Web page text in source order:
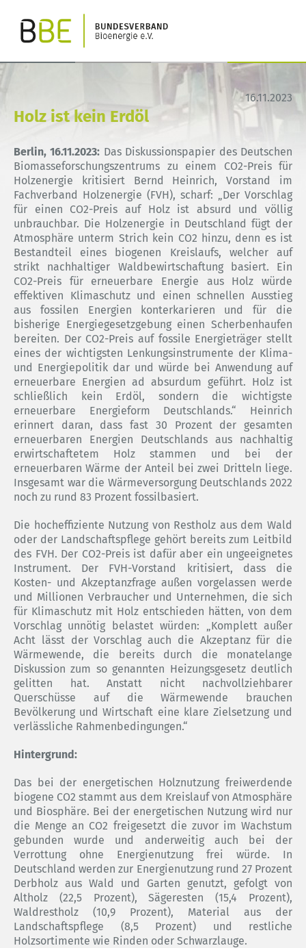
16.11.2023
Holz ist kein Erdöl
Berlin, 16.11.2023: Das Diskussionspapier des Deutschen
Biomasseforschungszentrums zu einem CO2-Preis für
Holzenergie kritisiert Bernd Heinrich, Vorstand im
Fachverband Holzenergie (FVH), scharf: „Der Vorschlag
für einen CO2-Preis auf Holz ist absurd und völlig
unbrauchbar. Die Holzenergie in Deutschland fügt der
Atmosphäre unterm Strich kein CO2 hinzu, denn es ist
Bestandteil eines biogenen Kreislaufs, welcher auf
strikt nachhaltiger Waldbewirtschaftung basiert. Ein
CO2-Preis für erneuerbare Energie aus Holz würde
effektiven Klimaschutz und einen schnellen Ausstieg
aus fossilen Energien konterkarieren und für die
bisherige Energiegesetzgebung einen Scherbenhaufen
bereiten. Der CO2-Preis auf fossile Energieträger stellt
eines der wichtigsten Lenkungsinstrumente der Klima-
und Energiepolitik dar und würde bei Anwendung auf
erneuerbare Energien ad absurdum geführt. Holz ist
schließlich kein Erdöl, sondern die wichtigste
erneuerbare Energieform Deutschlands.“ Heinrich
erinnert daran, dass fast 30 Prozent der gesamten
erneuerbaren Energien Deutschlands aus nachhaltig
erwirtschaftetem Holz stammen und bei der
erneuerbaren Wärme der Anteil bei zwei Dritteln liege.
Insgesamt war die Wärmeversorgung Deutschlands 2022
noch zu rund 83 Prozent fossilbasiert.
Die hocheffiziente Nutzung von Restholz aus dem Wald
oder der Landschaftspflege gehört bereits zum Leitbild
des FVH. Der CO2-Preis ist dafür aber ein ungeeignetes
Instrument. Der FVH-Vorstand kritisiert, dass die
Kosten- und Akzeptanzfrage außen vorgelassen werde
und Millionen Verbraucher und Unternehmen, die sich
für Klimaschutz mit Holz entschieden hätten, von dem
Vorschlag unnötig belastet würden: „Komplett außer
Acht lässt der Vorschlag auch die Akzeptanz für die
Wärmewende, die bereits durch die monatelange
Diskussion zum so genannten Heizungsgesetz deutlich
gelitten hat. Anstatt nicht nachvollziehbarer
Querschüsse auf die Wärmewende brauchen
Bevölkerung und Wirtschaft eine klare Zielsetzung und
verlässliche Rahmenbedingungen.“
Hintergrund:
Das bei der energetischen Holznutzung freiwerdende
biogene CO2 stammt aus dem Kreislauf von Atmosphäre
und Biosphäre. Bei der energetischen Nutzung wird nur
die Menge an CO2 freigesetzt die zuvor im Wachstum
gebunden wurde und anderweitig auch bei der
Verrottung ohne Energienutzung frei würde. In
Deutschland werden zur Energienutzung rund 27 Prozent
Derbholz aus Wald und Garten genutzt, gefolgt von
Altholz (22,5 Prozent), Sägeresten (15,4 Prozent),
Waldrestholz (10,9 Prozent), Material aus der
Landschaftspflege (8,5 Prozent) und restliche
Holzsortimente wie Rinden oder Schwarzlauge.